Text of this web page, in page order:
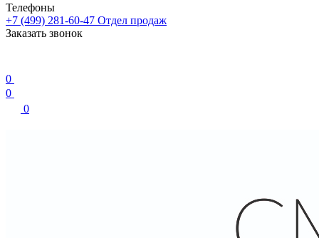
Телефоны
+7 (499) 281-60-47 Отдел продаж
Заказать звонок
0
0
0